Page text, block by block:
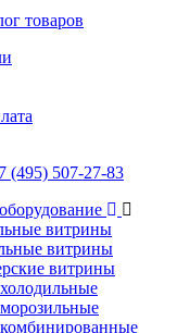
товаров
(495) 507-27-83
витрины
витрины
витрины